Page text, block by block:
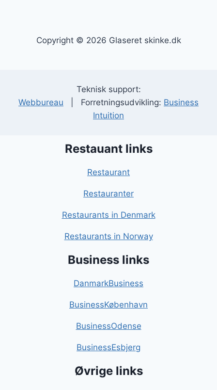
Copyright © 2026 Glaseret skinke.dk
Teknisk support:
Webbureau | Forretningsudvikling: Business
Intuition
Restauant links
Restaurant
Restauranter
Restaurants in Denmark
Restaurants in Norway
Business links
DanmarkBusiness
BusinessKøbenhavn
BusinessOdense
BusinessEsbjerg
Øvrige links